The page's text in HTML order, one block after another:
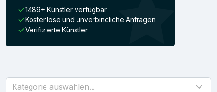
1489+ Künstler verfügbar
Kostenlose und unverbindliche Anfragen
Verifizierte Künstler
Kategorie auswählen...